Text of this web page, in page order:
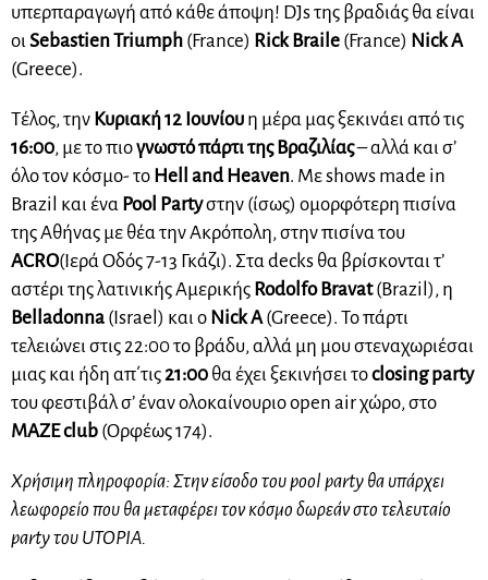
υπερπαραγωγή από κάθε άποψη! DJsτης βραδιάς θα είναι
οι Sebastien Triumph (France) Rick Braile (France) Nick A
(Greece).
Τέλος, την Κυριακή 12 Ιουνίου η μέρα μας ξεκινάει απότις
16:00, με το πιογνωστό πάρτι της Βραζιλίας– αλλά και σ’
όλο τον κόσμο- το Hell and Heaven. Με shows made in
Brazil και ένα Pool Partyστην (ίσως) ομορφότερη πισίνα
της Αθήνας με θέα την Ακρόπολη, στην πισίνα του
ACRO(Ιερά Οδός 7-13 Γκάζι). Στα decks θα βρίσκονται τ’
αστέρι της λατινικής Αμερικής Rodolfo Bravat(Brazil), η
Belladonna (Ιsrael) και ο Nick A (Greece). Το πάρτι
τελειώνει στις 22:00 το βράδυ, αλλά μη μου στεναχωριέσαι
μιας και ήδη απ΄τις 21:00 θα έχει ξεκινήσει τοclosing party
του φεστιβάλ σ’ έναν ολοκαίνουριο open air χώρο, στο
MAZE club (Ορφέως 174).
Χρήσιμη πληροφορία: Στην είσοδο του pool party θα υπάρχει
λεωφορείο που θα μεταφέρει τον κόσμο δωρεάν στο τελευταίο
party του UTOPIA.